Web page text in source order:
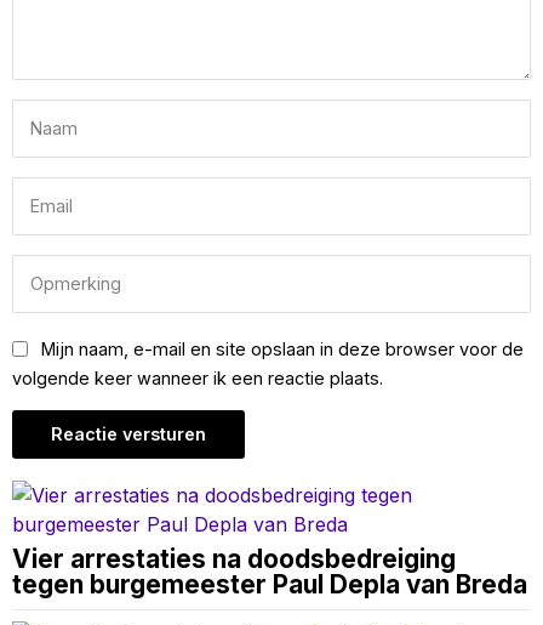
Mijn naam, e-mail en site opslaan in deze browser voor de
volgende keer wanneer ik een reactie plaats.
Vier arrestaties na doodsbedreiging
tegen burgemeester Paul Depla van Breda